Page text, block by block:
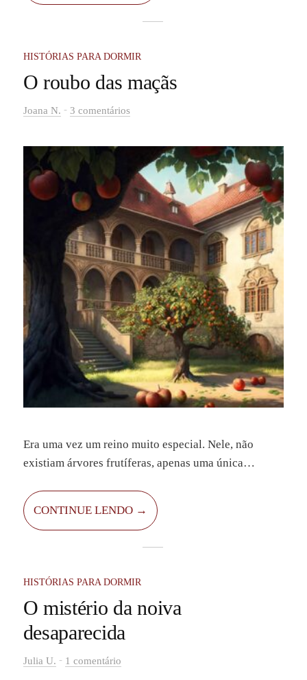
HISTÓRIAS PARA DORMIR
O roubo das maçãs
Joana N. - 3 comentários
Era uma vez um reino muito especial. Nele, não
existiam árvores frutíferas, apenas uma única
macieira encantada. Todos os anos, no outono, ela
dava lindas maçãzinhas vermelhas, cheias de magia.
CONTINUE LENDO →
HISTÓRIAS PARA DORMIR
O mistério da noiva
desaparecida
Julia U. - 1 comentário